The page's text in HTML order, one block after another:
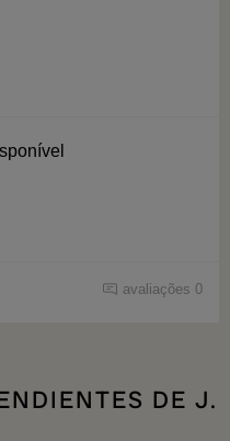
avaliações 0
DE J.